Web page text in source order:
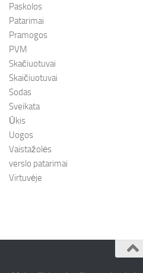
Paskolos
Patarimai
Pramogos
PVM
Skačiuotuvai
Skaičiuotuvai
Sodas
Sveikata
Ūkis
Uogos
Vaistažolės
verslo patarimai
Virtuvėje